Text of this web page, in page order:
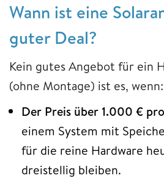
Wann ist eine
guter Deal?
Kein gutes Angebot für ein
(ohne Montage) ist es, wenn:
Der Preis über 1.000 €
einem System mit
für die reine Hardware
dreistellig bleiben.